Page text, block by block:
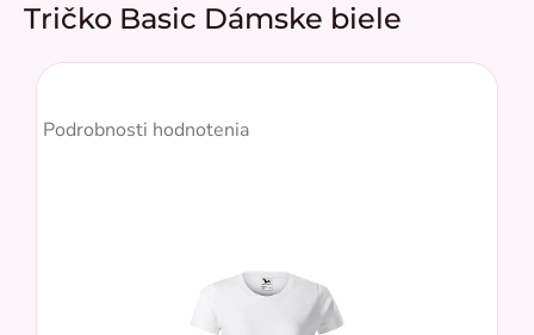
Tričko Basic Dámske biele
hodnotenie
Podrobnosti hodnotenia